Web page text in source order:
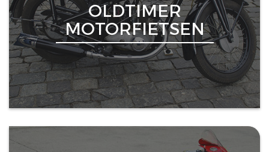
OLDTIMER
MOTORFIETSEN